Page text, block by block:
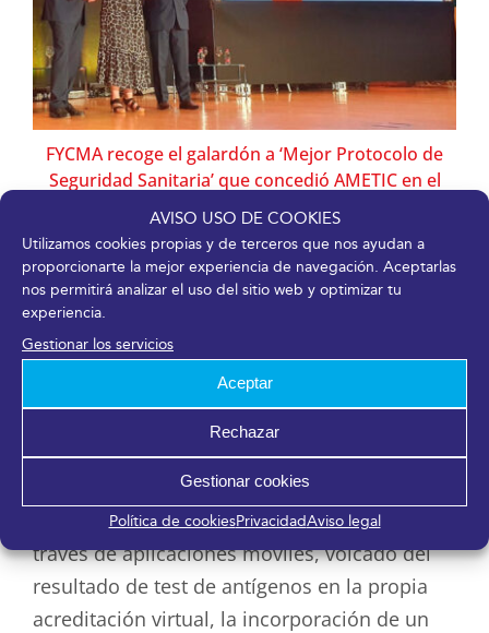
AVISO USO DE COOKIES
Utilizamos cookies propias y de terceros que nos ayudan a
proporcionarte la mejor experiencia de navegación. Aceptarlas
nos permitirá analizar el uso del sitio web y optimizar tu
experiencia.
Gestionar los servicios
Aceptar
Rechazar
Gestionar cookies
Política de cookiesPrivacidadAviso legal
FYCMA recoge el galardón a ‘Mejor Protocolo de
Seguridad Sanitaria’ que concedió AMETIC en el
marco de los Premios Digital Tourist
Precisamente la digitalización estuvo en la
base de dicho protocolo, con la
incorporación de nuevos procedimientos y
herramientas encaminadas a mejorar la
experiencia de todos los públicos y usuarios
del Palacio, como complemento a las
medidas higiénico-sanitarias establecidas.
Gestión de acreditaciones, acceso y pagos a
través de aplicaciones móviles, volcado del
resultado de test de antígenos en la propia
acreditación virtual, la incorporación de un